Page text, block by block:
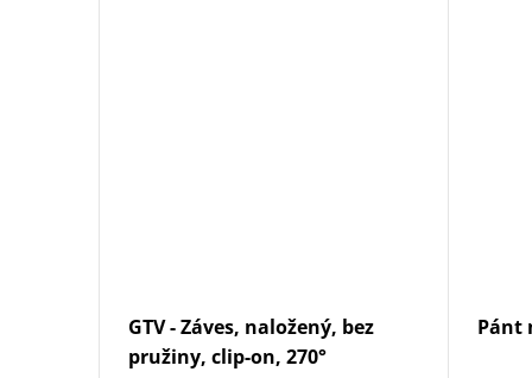
GTV - Záves, naložený, bez
pružiny, clip-on, 270°
Pánt